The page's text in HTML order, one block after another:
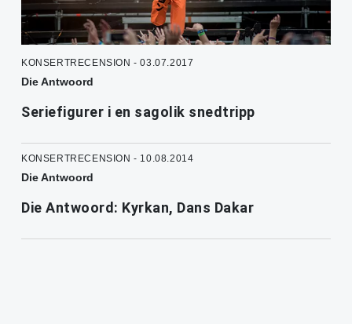
KONSERTRECENSION - 03.07.2017
Die Antwoord
Seriefigurer i en sagolik snedtripp
KONSERTRECENSION - 10.08.2014
Die Antwoord
Die Antwoord: Kyrkan, Dans Dakar